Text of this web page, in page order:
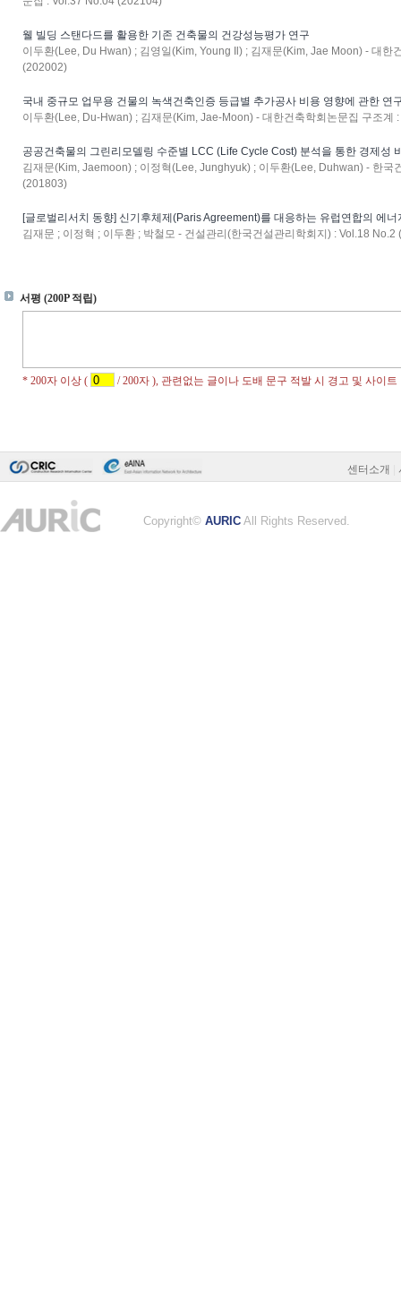
웰 빌딩 스탠다드를 활용한 기존 건축물의 건강성능평가 연구
이두환(Lee, Du Hwan) ; 김영일(Kim, Young Il) ; 김재문(Kim, Jae Moon) - 대한
(202002)
국내 중규모 업무용 건물의 녹색건축인증 등급별 추가공사 비용 영향에 관한 연
이두환(Lee, Du-Hwan) ; 김재문(Kim, Jae-Moon) - 대한건축학회논문집 구조계
공공건축물의 그린리모델링 수준별 LCC (Life Cycle Cost) 분석을 통한 경제성
김재문(Kim, Jaemoon) ; 이정혁(Lee, Junghyuk) ; 이두환(Lee, Duhwan) - 한국
(201803)
[글로벌리서치 동향] 신기후체제(Paris Agreement)를 대응하는 유럽연합의 에너
김재문 ; 이정혁 ; 이두환 ; 박철모 - 건설관리(한국건설관리학회지) : Vol.18 No.2
센터소개
Copyright© AURIC All Rights Reserved.